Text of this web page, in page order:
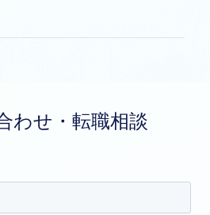
わせ・転職相談